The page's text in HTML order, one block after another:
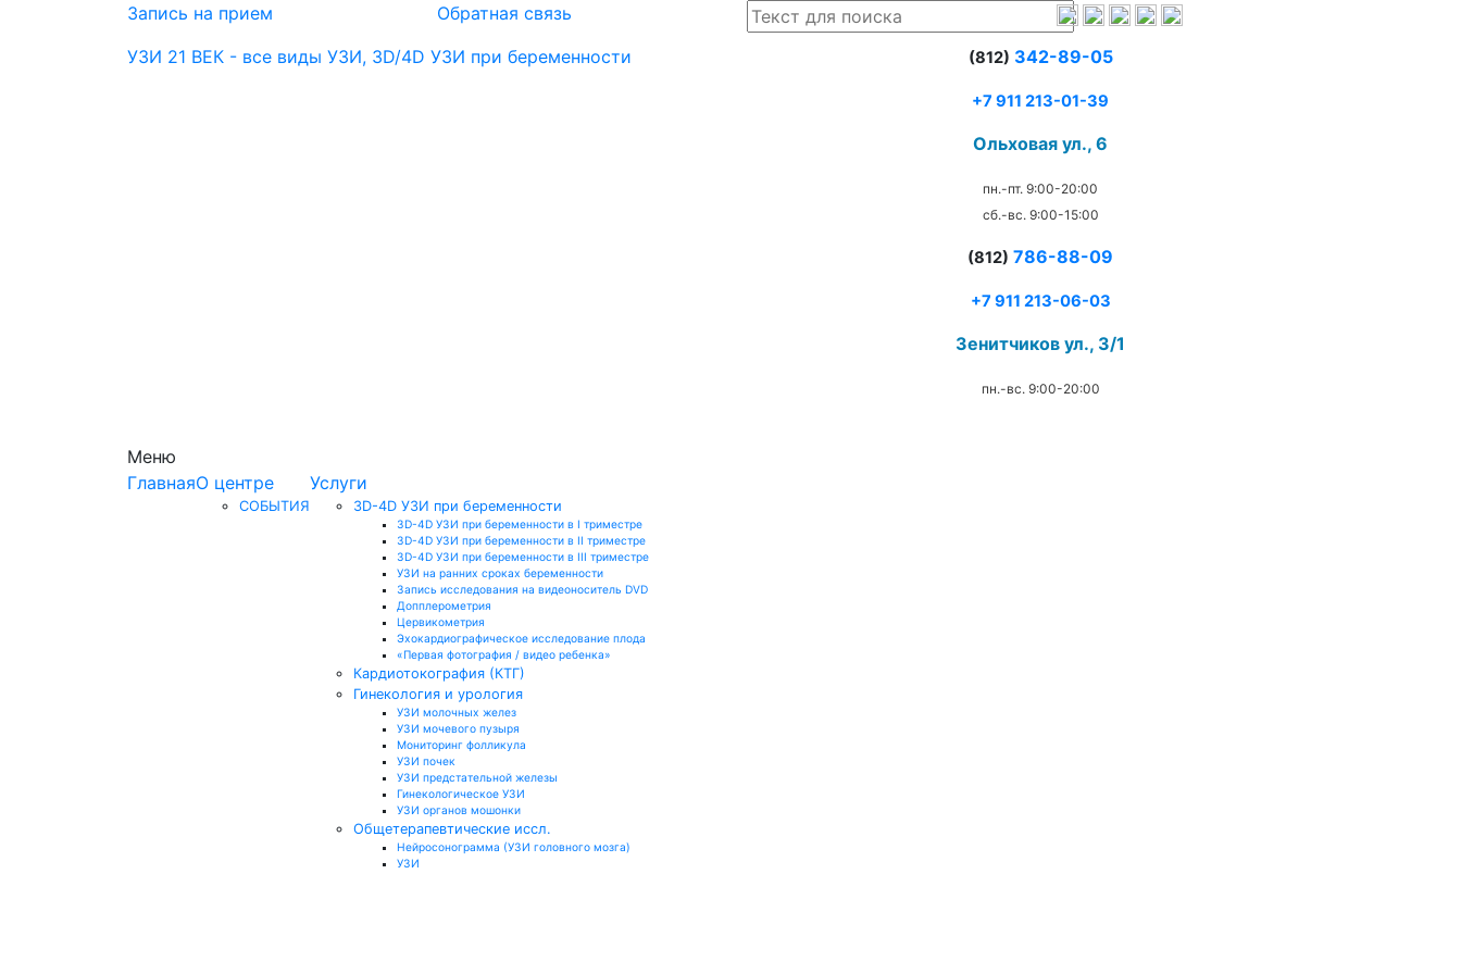
Запись на прием Обратная связь
УЗИ 21 ВЕК - все виды УЗИ, 3D/4D УЗИ при беременности (812) 342-89-05
+7 911 213-01-39
Ольховая ул., 6
пн.-пт. 9:00-20:00
сб.-вс. 9:00-15:00
(812) 786-88-09
+7 911 213-06-03
Зенитчиков ул., 3/1
пн.-вс. 9:00-20:00
Меню
ГлавнаяО центре
СОБЫТИЯ
Услуги
3D-4D УЗИ при беременности
3D-4D УЗИ при беременности в I триместре
3D-4D УЗИ при беременности в II триместре
3D-4D УЗИ при беременности в III триместре
УЗИ на ранних сроках беременности
Запись исследования на видеоноситель DVD
Допплерометрия
Цервикометрия
Эхокардиографическое исследование плода
«Первая фотография / видео ребенка»
Кардиотокография (КТГ)
Гинекология и урология
УЗИ молочных желез
УЗИ мочевого пузыря
Мониторинг фолликула
УЗИ почек
УЗИ предстательной железы
Гинекологическое УЗИ
УЗИ органов мошонки
Общетерапевтические иссл.
Нейросонограмма (УЗИ головного мозга)
УЗИ